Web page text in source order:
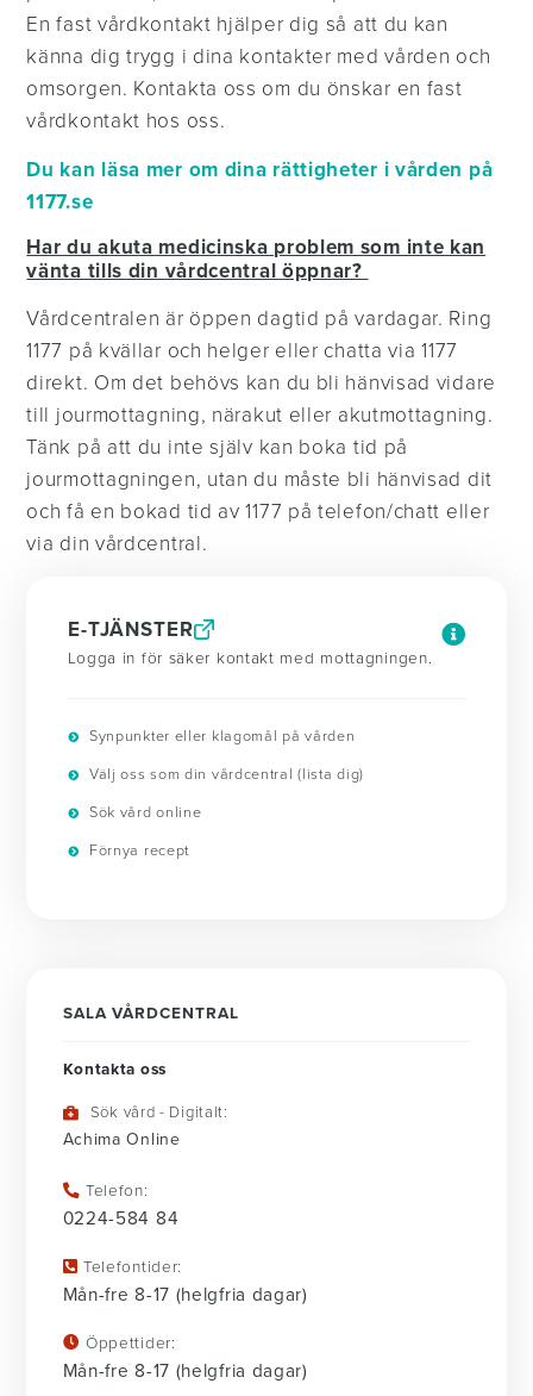
En fast vårdkontakt hjälper dig så att du kan
känna dig trygg i dina kontakter med vården och
omsorgen. Kontakta oss om du önskar en fast
vårdkontakt hos oss.
Du kan läsa mer om dina rättigheter i vården på
1177.se
Har du akuta medicinska problem som inte kan
vänta tills din vårdcentral öppnar?
Vårdcentralen är öppen dagtid på vardagar. Ring
1177 på kvällar och helger eller chatta via 1177
direkt. Om det behövs kan du bli hänvisad vidare
till jourmottagning, närakut eller akutmottagning.
Tänk på att du inte själv kan boka tid på
jourmottagningen, utan du måste bli hänvisad dit
och få en bokad tid av 1177 på telefon/chatt eller
via din vårdcentral.
E-TJÄNSTER
Logga in för säker kontakt med mottagningen.
Synpunkter eller klagomål på vården
Välj oss som din vårdcentral (lista dig)
Sök vård online
Förnya recept
SALA VÅRDCENTRAL
Kontakta oss
Sök vård - Digitalt:
Achima Online
Telefon:
0224-584 84
Telefontider:
Mån-fre 8-17 (helgfria dagar)
Öppettider:
Mån-fre 8-17 (helgfria dagar)